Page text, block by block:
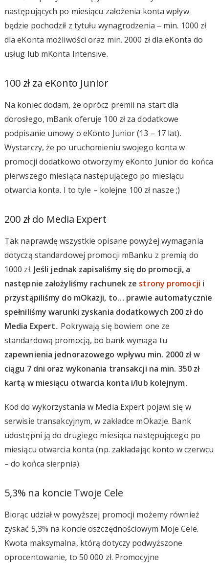
następujących po miesiącu założenia konta wpływ
będzie pochodził z tytułu wynagrodzenia – min. 1000 zł
dla eKonta możliwości oraz min. 2000 zł dla eKonta do
usług lub mKonta Intensive.
100 zł za eKonto Junior
Na koniec dodam, że oprócz premii na start dla
dorosłego, mBank oferuje 100 zł za dodatkowe
podpisanie umowy o eKonto Junior (13 – 17 lat).
Wystarczy, że po uruchomieniu swojego konta w
promocji dodatkowo otworzymy eKonto Junior do końca
pierwszego miesiąca następującego po miesiącu
otwarcia konta. I to tyle – kolejne 100 zł nasze ;)
200 zł do Media Expert
Tak naprawdę wszystkie opisane powyżej wymagania
dotyczą standardowej promocji mBanku z premią do
1000 zł. Jeśli jednak zapisaliśmy się do promocji, a
następnie założyliśmy rachunek ze strony promocji i
przystąpiliśmy do mOkazji, to… prawie automatycznie
spełniliśmy warunki zyskania dodatkowych 200 zł do
Media Expert.. Pokrywają się bowiem one ze
standardową promocją, bo bank wymaga tu
zapewnienia jednorazowego wpływu min. 2000 zł w
ciągu 7 dni oraz wykonania transakcji na min. 350 zł
kartą w miesiącu otwarcia konta i/lub kolejnym.
Kod do wykorzystania w Media Expert pojawi się w
serwisie transakcyjnym, w zakładce mOkazje. Bank
udostępni ją do drugiego miesiąca następującego po
miesiącu otwarcia konta (np. zakładając konto w czerwcu
– do końca sierpnia).
5,3% na koncie Twoje Cele
Biorąc udział w powyższej promocji możemy również
zyskać 5,3% na koncie oszczędnościowym Moje Cele.
Kwota maksymalna, którą dotyczy podwyższone
oprocentowanie, to 50 000 zł. Promocyjne